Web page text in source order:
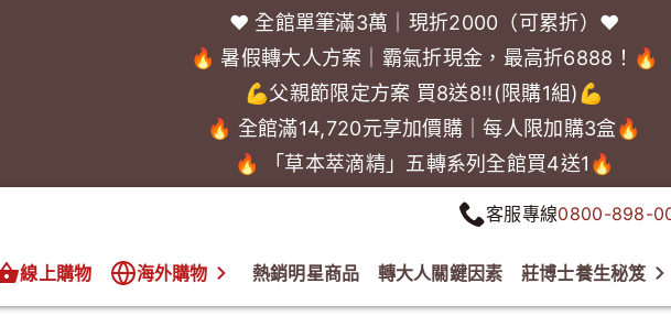
❤️ 全館單筆滿3萬｜現折2000（可累折）❤️
🔥 暑假轉大人方案｜霸氣折現金，最高折6888！🔥
💪父親節限定方案 買8送8!!(限購1組)💪
🔥 全館滿14,720元享加價購｜每人限加購3盒🔥
🔥 「草本萃滴精」五轉系列全館買4送1🔥
客服專線0800-898-
線上購物 海外購物 熱銷明星商品 轉大人關鍵因素 莊博士養生秘笈